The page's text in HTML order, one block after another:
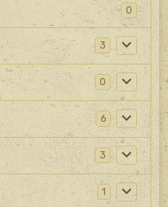
0
3
0
6
3
1